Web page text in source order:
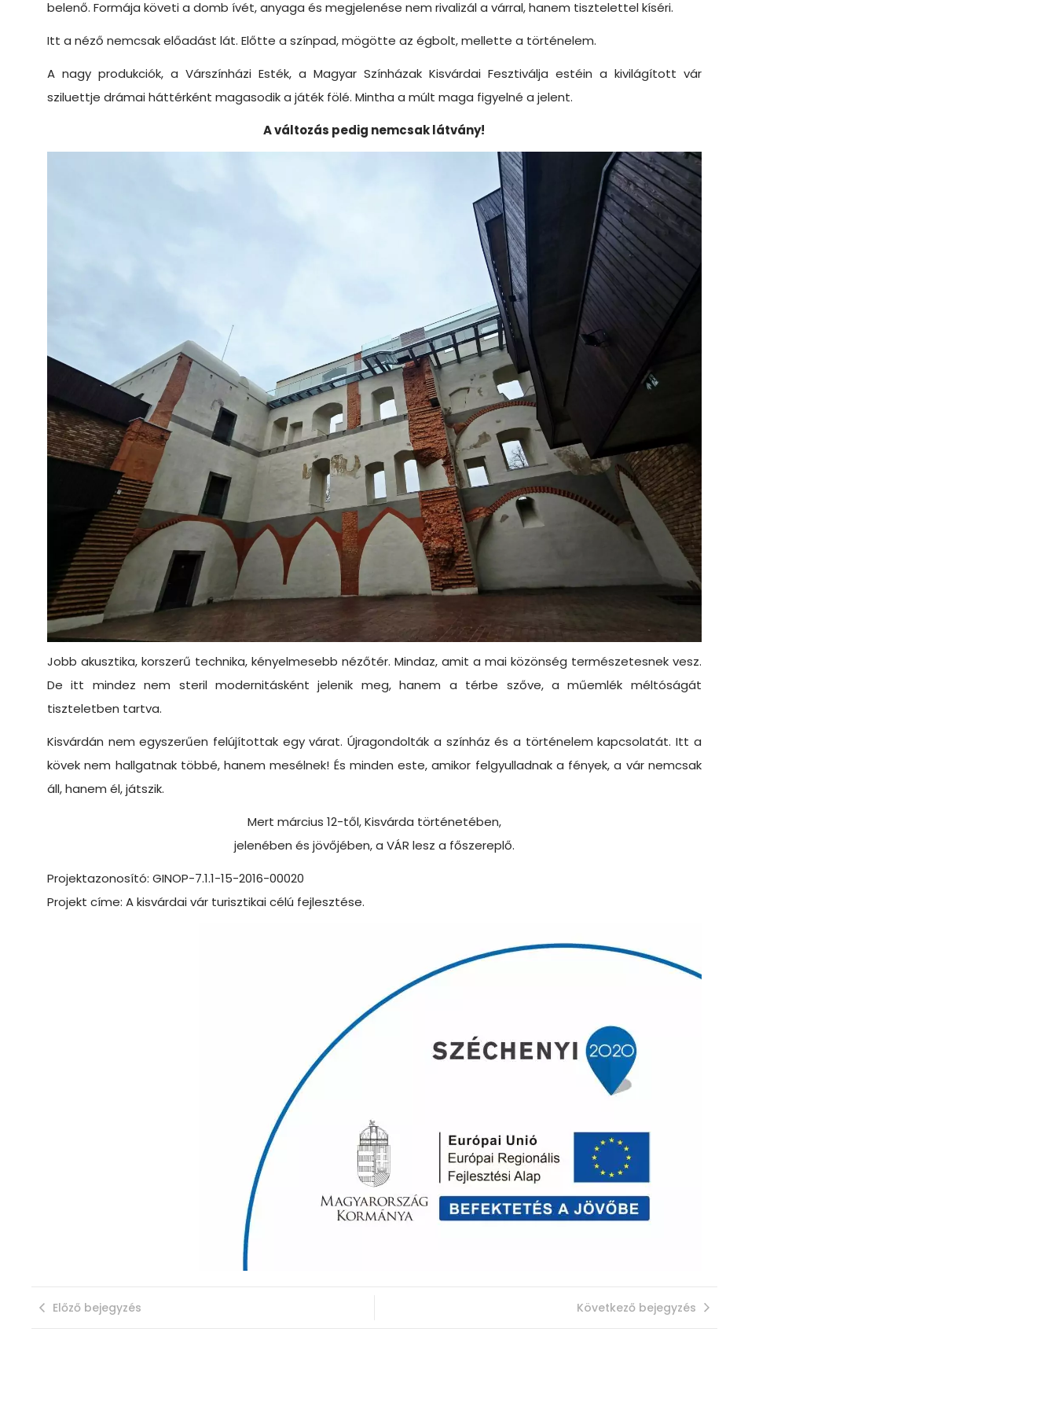
belenő. Formája követi a domb ívét, anyaga és megjelenése nem rivalizál a várral, hanem tisztelettel kíséri.
Itt a néző nemcsak előadást lát. Előtte a színpad, mögötte az égbolt, mellette a történelem.
A nagy produkciók, a Várszínházi Esték, a Magyar Színházak Kisvárdai Fesztiválja estéin a kivilágított vár
sziluettje drámai háttérként magasodik a játék fölé. Mintha a múlt maga figyelné a jelent.
A változás pedig nemcsak látvány!
Jobb akusztika, korszerű technika, kényelmesebb nézőtér. Mindaz, amit a mai közönség természetesnek vesz.
De itt mindez nem steril modernitásként jelenik meg, hanem a térbe szőve, a műemlék méltóságát
tiszteletben tartva.
Kisvárdán nem egyszerűen felújítottak egy várat. Újragondolták a színház és a történelem kapcsolatát. Itt a
kövek nem hallgatnak többé, hanem mesélnek! És minden este, amikor felgyulladnak a fények, a vár nemcsak
áll, hanem él, játszik.
Mert március 12-től, Kisvárda történetében,
jelenében és jövőjében, a VÁR lesz a főszereplő.
Projektazonosító: GINOP-7.1.1-15-2016-00020
Projekt címe: A kisvárdai vár turisztikai célú fejlesztése.
Előző bejegyzés Következő bejegyzés